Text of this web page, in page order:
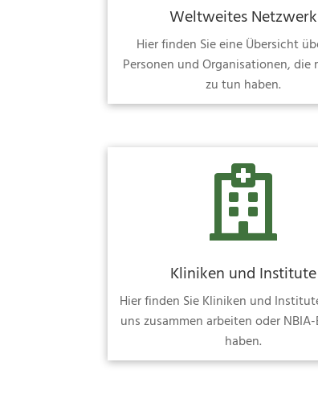
Weltweites Netzwerk
Hier finden Sie eine Übersicht
Personen und Organisationen, die
zu tun haben.

Kliniken und Institute
Hier finden Sie Kliniken und
uns zusammen arbeiten oder
haben.